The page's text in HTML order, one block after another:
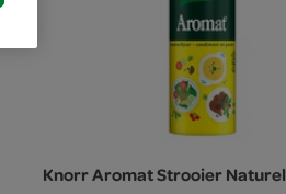
Knorr Aromat Strooier Naturel